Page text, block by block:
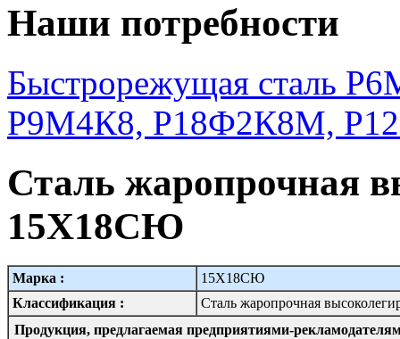
Наши потребности
Быстрорежущая сталь
Р9М4К8, Р18Ф2К8М,
Сталь жаропрочная
15Х18СЮ
Марка :
15Х18СЮ
Классификация :
Сталь жаропрочная
Продукция, предлагаемая предприятиями-